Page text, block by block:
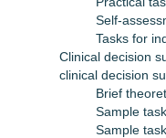
Self-
Tasks for
Clinical decision
clinical decision
Brief
Sample
Sample